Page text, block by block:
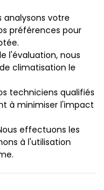
analysons votre
préférences pour
l'évaluation, nous
climatisation le
techniciens qualifiés
à minimiser l'impact
effectuons les
à l'utilisation